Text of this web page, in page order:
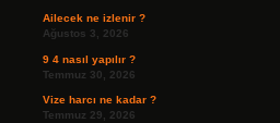
Ailecek ne izlenir ?
Ağustos 3, 2026
9 4 nasıl yapılır ?
Temmuz 30, 2026
Vize harcı ne kadar ?
Temmuz 29, 2026